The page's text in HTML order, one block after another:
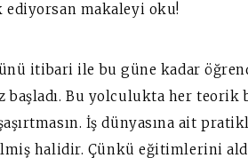
ediyorsan makaleyi oku!
itibari ile bu güne kadar
başladı. Bu yolculukta her teorik
İş dünyasına ait
halidir. Çünkü eğitimlerini